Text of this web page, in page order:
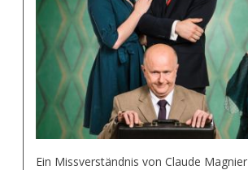
Ein Missverständnis von Claude Magnier